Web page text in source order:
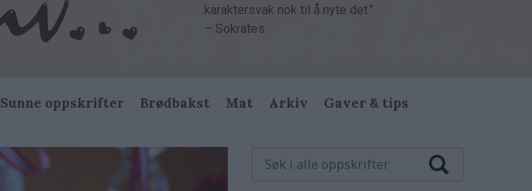
karaktersvak nok til å nyte det."
– Sokrates
Sunne oppskrifter Brødbakst Mat Arkiv Gaver & tips